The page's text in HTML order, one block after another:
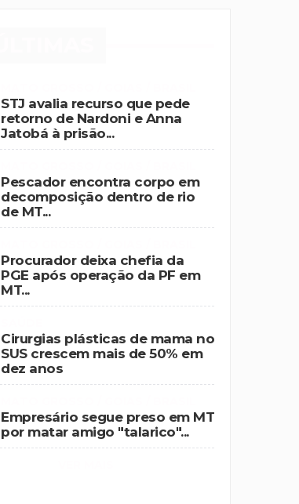
STJ avalia recurso que pede
retorno de Nardoni e Anna
Jatobá à prisão...
Pescador encontra corpo em
decomposição dentro de rio
de MT...
Procurador deixa chefia da
PGE após operação da PF em
MT...
Cirurgias plásticas de mama no
SUS crescem mais de 50% em
dez anos
Empresário segue preso em MT
por matar amigo "talarico"...